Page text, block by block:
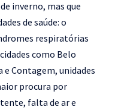
inverno, mas que
de saúde: o
respiratórias
como Belo
Contagem, unidades
procura por
falta de ar e